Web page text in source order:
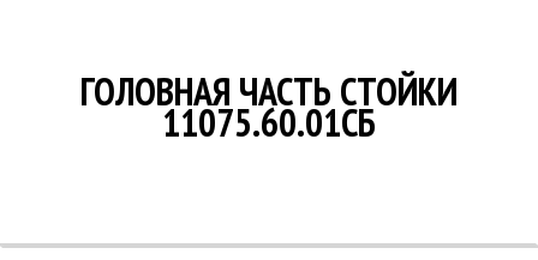
КОНТАКТЫ
ГОЛОВНАЯ ЧАСТЬ СТОЙКИ
11075.60.01СБ